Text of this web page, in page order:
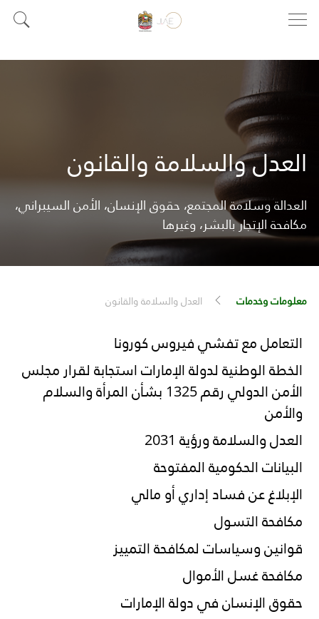
العدل والسلامة والقانون
العدالة وسلامة المجتمع، حقوق الإنسان، الأمن السيبراني،
مكافحة الإتجار بالبشر، وغيرها
معلومات وخدمات العدل والسلامة والقانون
التعامل مع تفشي فيروس كورونا
الخطة الوطنية لدولة الإمارات استجابة لقرار مجلس
الأمن الدولي رقم 1325 بشأن المرأة والسلام
والأمن
العدل والسلامة ورؤية 2031
البيانات الحكومية المفتوحة
الإبلاغ عن فساد إداري أو مالي
مكافحة التسول
قوانين وسياسات لمكافحة التمييز
مكافحة غسل الأموال
حقوق الإنسان في دولة الإمارات